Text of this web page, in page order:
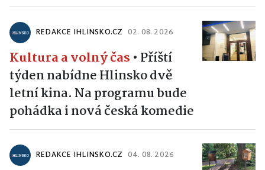
REDAKCE IHLINSKO.CZ 02. 08. 2026
Kultura a volný čas • Příští
týden nabídne Hlinsko dvě
letní kina. Na programu bude
pohádka i nová česká komedie
REDAKCE IHLINSKO.CZ 04. 08. 2026